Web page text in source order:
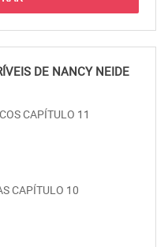
DE NANCY NEIDE
CAPÍTULO 11
CAPÍTULO 10